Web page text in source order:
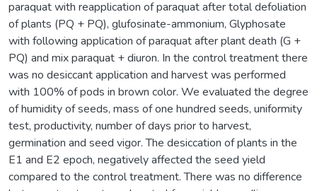
paraquat with reapplication of paraquat after total defoliation
of plants (PQ + PQ), glufosinate-ammonium, Glyphosate
with following application of paraquat after plant death (G +
PQ) and mix paraquat + diuron. In the control treatment there
was no desiccant application and harvest was performed
with 100% of pods in brown color. We evaluated the degree
of humidity of seeds, mass of one hundred seeds, uniformity
test, productivity, number of days prior to harvest,
germination and seed vigor. The desiccation of plants in the
E1 and E2 epoch, negatively affected the seed yield
compared to the control treatment. There was no difference